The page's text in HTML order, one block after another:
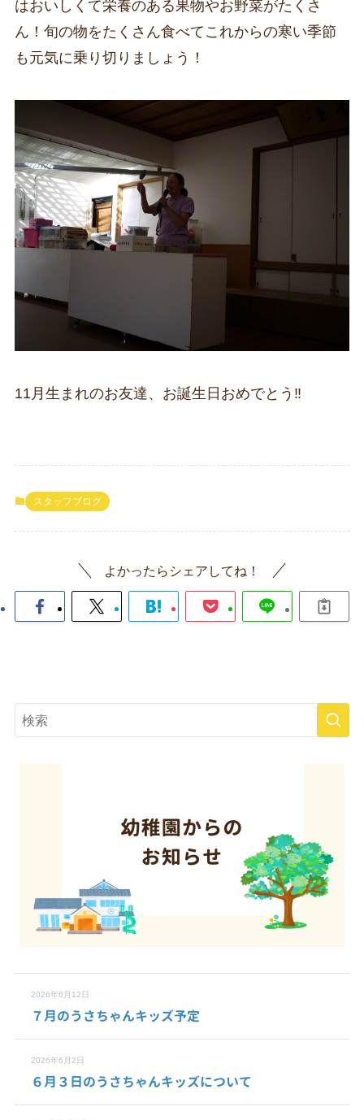
はおいしくて栄養のある果物やお野菜がたくさ
ん！旬の物をたくさん食べてこれからの寒い季節
も元気に乗り切りましょう！
11月生まれのお友達、お誕生日おめでとう‼
スタッフブログ
よかったらシェアしてね！
2026年6月12日
７月のうさちゃんキッズ予定
2026年6月2日
６月３日のうさちゃんキッズについて